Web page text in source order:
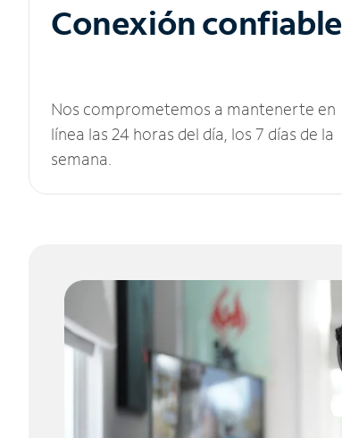
Conexión confiable
Nos comprometemos a mantenerte en
línea las 24 horas del día, los 7 días de la
semana.